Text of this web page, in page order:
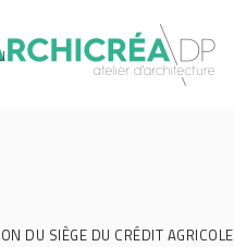
DU SIÈGE DU CRÉDIT AGRICOLE